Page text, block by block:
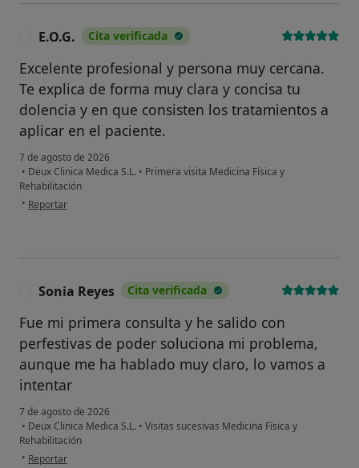
E.O.G. Cita verificada
Excelente profesional y persona muy cercana.
Te explica de forma muy clara y concisa tu
dolencia y en que consisten los tratamientos a
aplicar en el paciente.
7 de agosto de 2026
• Deux Clinica Medica S.L. • Primera visita Medicina Física y
Rehabilitación
• en opinión del usuario E.O.G.
Reportar
Sonia Reyes Cita verificada
Fue mi primera consulta y he salido con
perfestivas de poder soluciona mi problema,
aunque me ha hablado muy claro, lo vamos a
intentar
7 de agosto de 2026
• Deux Clinica Medica S.L. • Visitas sucesivas Medicina Física y
Rehabilitación
• en opinión del usuario Sonia Reyes
Reportar